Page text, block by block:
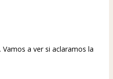
a ver si aclaramos la